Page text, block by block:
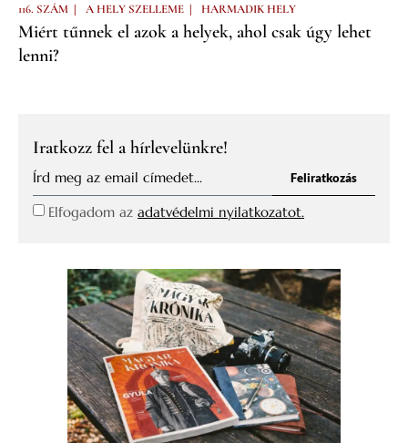
116. SZÁM | A HELY SZELLEME | HARMADIK HELY
Miért tűnnek el azok a helyek, ahol csak úgy lehet
lenni?
Iratkozz fel a hírlevelünkre!
Elfogadom az adatvédelmi nyilatkozatot.
Feliratkozás